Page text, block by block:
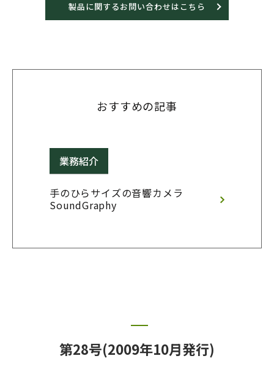
製品に関するお問い合わせはこちら
おすすめの記事
業務紹介
手のひらサイズの音響カメラ
SoundGraphy
第28号(2009年10月発行)